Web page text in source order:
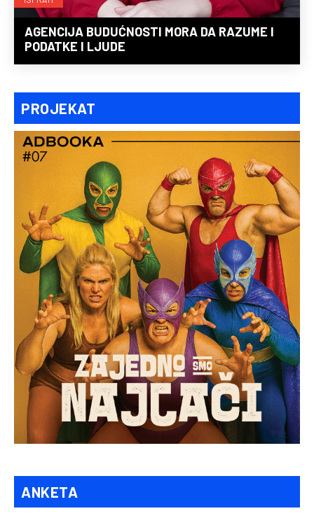
AGENCIJA BUDUĆNOSTI MORA DA RAZUME I
PODATKE I LJUDE
PROJEKAT
ANKETA